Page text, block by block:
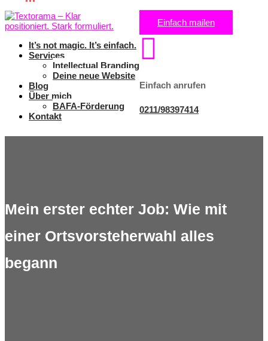
It’s not magic. It’s einfach.
Services
Intellectual Branding
Deine neue Website
Blog
Über mich
BAFA-Förderung
Kontakt
Einfach mailen

Einfach anrufen
0211/98397414
Mein erster echter Job: Wie mit
einer Ortsvorsteherwahl alles
begann